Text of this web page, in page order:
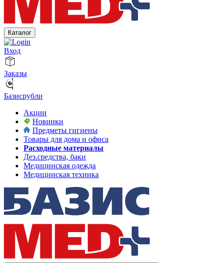
Каталог
Вход
Заказы
Базисрубли
Акции
Новинки
Предметы гигиены
Товары для дома и офиса
Расходные материалы
Дез.средства, баки
Медицинская одежда
Медицинская техника